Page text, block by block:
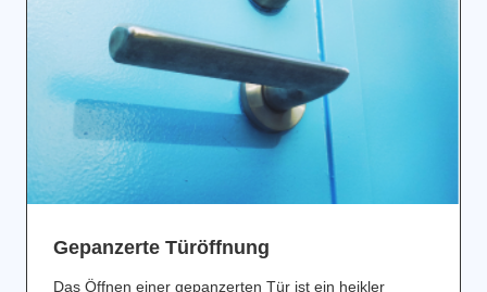
Gepanzerte Türöffnung
Das Öffnen einer gepanzerten Tür ist ein heikler